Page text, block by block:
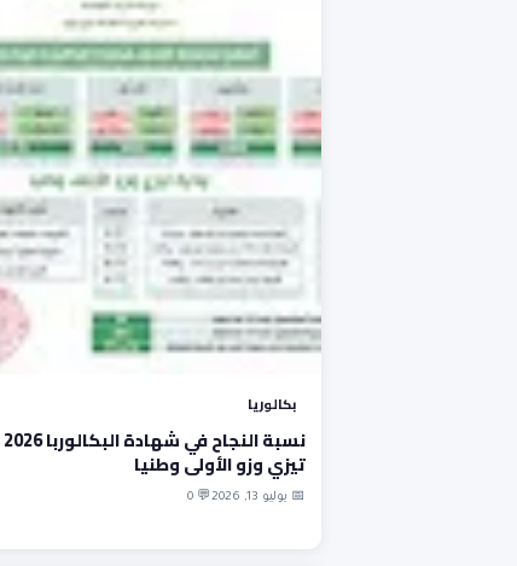
بكالوريا
تيزي وزو الأولى وطنيا
📅 يوليو 13, 2026 💬 0